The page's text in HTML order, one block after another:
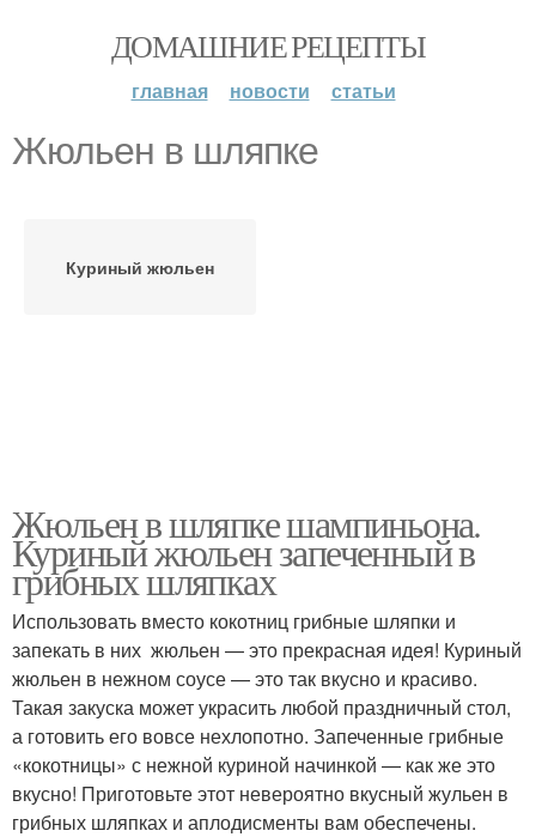
ДОМАШНИЕ РЕЦЕПТЫ
главная новости статьи
Жюльен в шляпке
Куриный жюльен
Жюльен в шляпке шампиньона.
Куриный жюльен запеченный в
грибных шляпках
Использовать вместо кокотниц грибные шляпки и
запекать в них жюльен — это прекрасная идея! Куриный
жюльен в нежном соусе — это так вкусно и красиво.
Такая закуска может украсить любой праздничный стол,
а готовить его вовсе нехлопотно. Запеченные грибные
«кокотницы» с нежной куриной начинкой — как же это
вкусно! Приготовьте этот невероятно вкусный жульен в
грибных шляпках и аплодисменты вам обеспечены.